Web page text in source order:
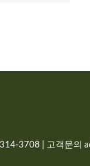
3708 | 고객문의